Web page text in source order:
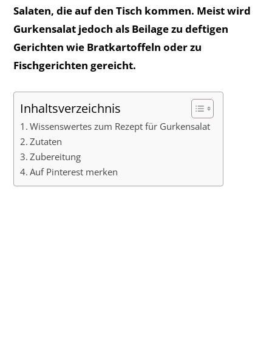
Salaten, die auf den Tisch kommen. Meist wird
Gurkensalat jedoch als Beilage zu deftigen
Gerichten wie Bratkartoffeln oder zu
Fischgerichten gereicht.
Inhaltsverzeichnis
Wissenswertes zum Rezept für Gurkensalat
Zutaten
Zubereitung
Auf Pinterest merken